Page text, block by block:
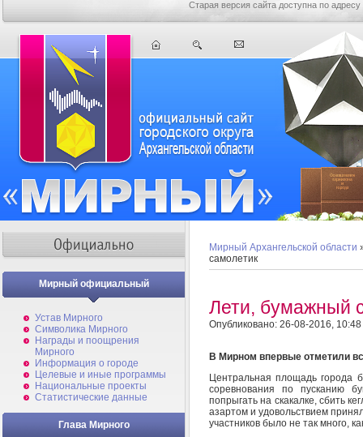
Старая версия сайта доступна по адресу
Мирный официальный
Устав Мирного
Символика Мирного
Награды и поощрения
Мирного
Информация о городе
Целевые и иные программы
Национальные проекты
Статистические данные
Глава Мирного
Мирный Архангельской области
самолетик
Лети, бумажный
Опубликовано: 26-08-2016, 10:48
В Мирном впервые отметили
Центральная площадь города
соревнования по пусканию
попрыгать на скакалке, сбить
азартом и удовольствием
участников было не так много,